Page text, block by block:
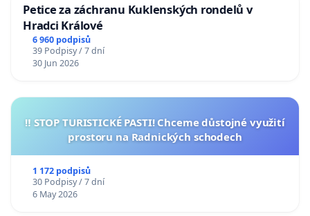
Petice za záchranu Kuklenských rondelů v
Hradci Králové
6 960 podpisů
39 Podpisy / 7 dní
30 Jun 2026
‼️ STOP TURISTICKÉ PASTI! Chceme důstojné využití
prostoru na Radnických schodech
1 172 podpisů
30 Podpisy / 7 dní
6 May 2026